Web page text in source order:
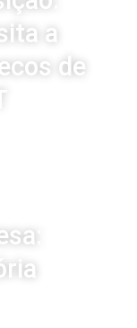
a
de